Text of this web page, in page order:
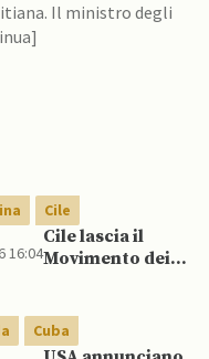
degli
Cile
16:04
Cile lascia il
Movimento dei
Cuba